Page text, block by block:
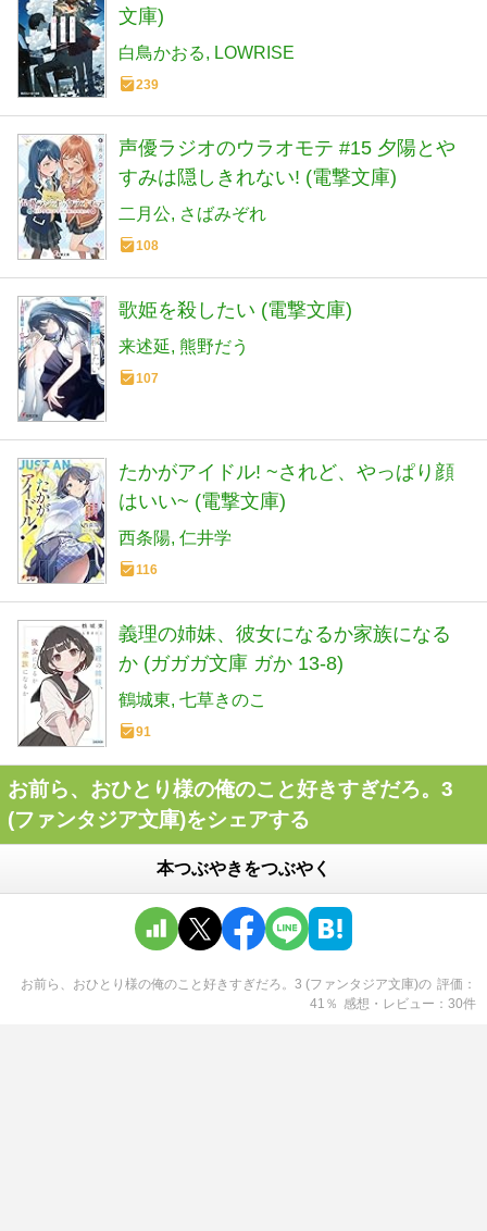
文庫)
白鳥かおる LOWRISE
239
声優ラジオのウラオモテ #15 夕陽とや
すみは隠しきれない! (電撃文庫)
二月公 さばみぞれ
108
歌姫を殺したい (電撃文庫)
来述延 熊野だう
107
たかがアイドル! ~されど、やっぱり顔
はいい~ (電撃文庫)
西条陽 仁井学
116
義理の姉妹、彼女になるか家族になる
か (ガガガ文庫 ガか 13-8)
鶴城東 七草きのこ
91
お前ら、おひとり様の俺のこと好きすぎだろ。3
(ファンタジア文庫)をシェアする
本つぶやきをつぶやく
お前ら、おひとり様の俺のこと好きすぎだろ。3 (ファンタジア文庫)の 評価
41 ％ 感想・レビュー 30件